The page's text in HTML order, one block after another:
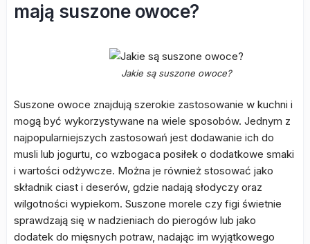
mają suszone owoce?
Jakie są suszone owoce?
Suszone owoce znajdują szerokie zastosowanie w kuchni i
mogą być wykorzystywane na wiele sposobów. Jednym z
najpopularniejszych zastosowań jest dodawanie ich do
musli lub jogurtu, co wzbogaca posiłek o dodatkowe smaki
i wartości odżywcze. Można je również stosować jako
składnik ciast i deserów, gdzie nadają słodyczy oraz
wilgotności wypiekom. Suszone morele czy figi świetnie
sprawdzają się w nadzieniach do pierogów lub jako
dodatek do mięsnych potraw, nadając im wyjątkowego